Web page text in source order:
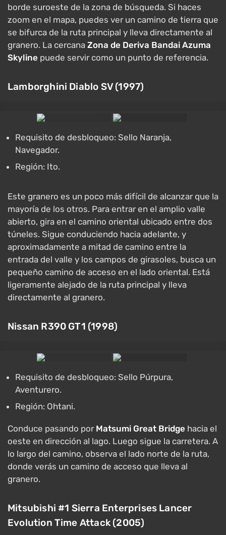
borde suroeste de la zona de búsqueda. Si haces
zoom en el mapa, puedes ver un camino de tierra que
se bifurca de la ruta principal y lleva directamente al
granero. La cercana Zona de Deriva Bandai Azuma
Skyline puede servir como un punto de referencia.
Lamborghini Diablo SV (1997)
Requisito de desbloqueo: Sello Naranja,
Navegador.
Región: Ito.
Este granero es un poco más difícil de alcanzar que la
mayoría de los otros. Para entrar en el amplio valle
abierto, gira en el camino oriental ubicado entre dos
túneles. Sigue conduciendo hacia adelante, y
aproximadamente a mitad de camino entre la
entrada del valle y los campos de girasoles, busca un
pequeño camino de acceso en el lado oriental. Está
ligeramente alejado de la ruta principal y lleva
directamente al granero.
Nissan R390 GT1 (1998)
Requisito de desbloqueo: Sello Púrpura,
Aventurero.
Región: Ohtani.
Conduce pasando por Matsumi Great Bridge hacia el
oeste en dirección al lago. Luego sigue la carretera. A
lo largo del camino, observa el lado norte de la ruta,
donde verás un camino de acceso que lleva al
granero.
Mitsubishi #1 Sierra Enterprises Lancer
Evolution Time Attack (2005)